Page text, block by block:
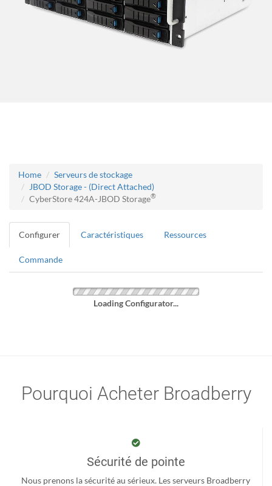
Home
Serveurs de stockage
JBOD Storage - (Direct Attached)
CyberStore 424A-JBOD Storage®
Configurer Caractéristiques Ressources
Commande
Loading Configurator...
Pourquoi Acheter Broadberry
Sécurité de pointe
Nous prenons la sécurité au sérieux. Les serveurs Broadberry